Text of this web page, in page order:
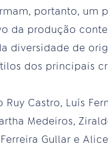
portanto, um
da produção
diversidade de
dos principais
Ruy Castro, Luís
Medeiros,
Gullar e